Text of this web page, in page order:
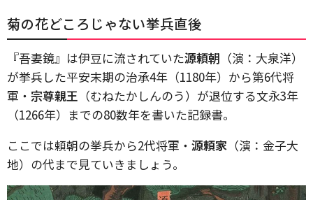
菊の花どころじゃない挙兵直後
『吾妻鏡』は伊豆に流されていた源頼朝 （演：大泉洋）
が挙兵した平安末期の治承4年（1180年）から第6代将
軍・ 宗尊親王 （むねたかしんのう）が退位する文永3年
（1266年）までの80数年を書いた記録書。
ここでは頼朝の挙兵から2代将軍・ 源頼家 （演：金子大
地）の代まで見ていきましょう。